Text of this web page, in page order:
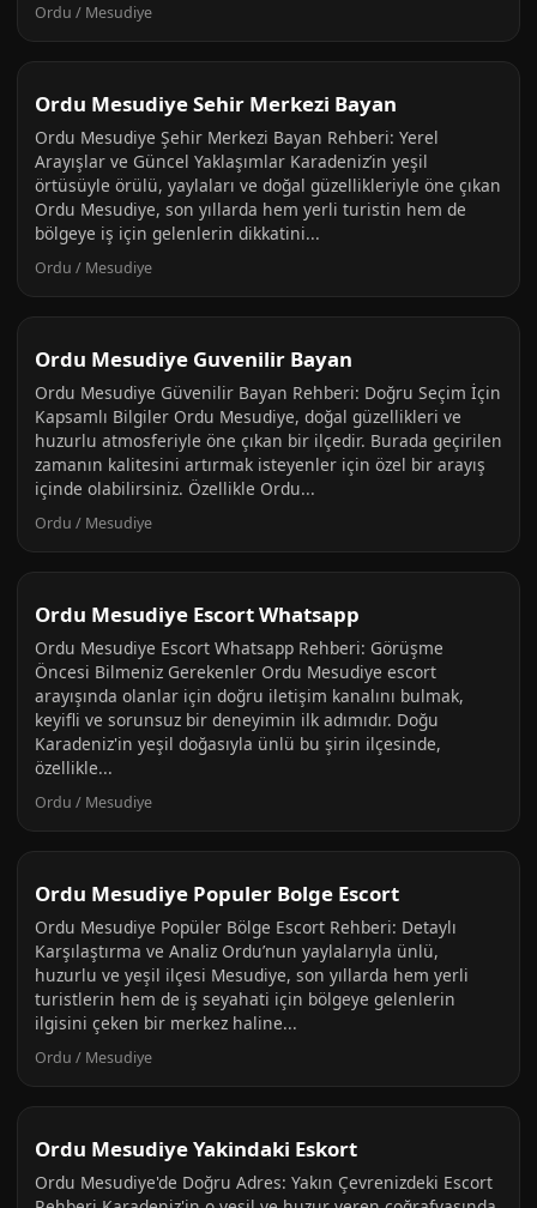
Ordu / Mesudiye
Ordu Mesudiye Sehir Merkezi Bayan
Ordu Mesudiye Şehir Merkezi Bayan Rehberi: Yerel
Arayışlar ve Güncel Yaklaşımlar Karadeniz’in yeşil
örtüsüyle örülü, yaylaları ve doğal güzellikleriyle öne çıkan
Ordu Mesudiye, son yıllarda hem yerli turistin hem de
bölgeye iş için gelenlerin dikkatini...
Ordu / Mesudiye
Ordu Mesudiye Guvenilir Bayan
Ordu Mesudiye Güvenilir Bayan Rehberi: Doğru Seçim İçin
Kapsamlı Bilgiler Ordu Mesudiye, doğal güzellikleri ve
huzurlu atmosferiyle öne çıkan bir ilçedir. Burada geçirilen
zamanın kalitesini artırmak isteyenler için özel bir arayış
içinde olabilirsiniz. Özellikle Ordu...
Ordu / Mesudiye
Ordu Mesudiye Escort Whatsapp
Ordu Mesudiye Escort Whatsapp Rehberi: Görüşme
Öncesi Bilmeniz Gerekenler Ordu Mesudiye escort
arayışında olanlar için doğru iletişim kanalını bulmak,
keyifli ve sorunsuz bir deneyimin ilk adımıdır. Doğu
Karadeniz'in yeşil doğasıyla ünlü bu şirin ilçesinde,
özellikle...
Ordu / Mesudiye
Ordu Mesudiye Populer Bolge Escort
Ordu Mesudiye Popüler Bölge Escort Rehberi: Detaylı
Karşılaştırma ve Analiz Ordu’nun yaylalarıyla ünlü,
huzurlu ve yeşil ilçesi Mesudiye, son yıllarda hem yerli
turistlerin hem de iş seyahati için bölgeye gelenlerin
ilgisini çeken bir merkez haline...
Ordu / Mesudiye
Ordu Mesudiye Yakindaki Eskort
Ordu Mesudiye'de Doğru Adres: Yakın Çevrenizdeki Escort